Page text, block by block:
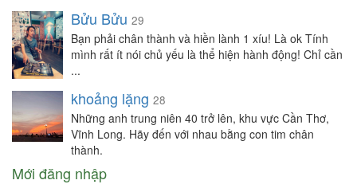
Bửu Bửu 29
Bạn phải chân thành và hiền lành 1 xíu! Là ok Tính
mình rất ít nói chủ yếu là thể hiện hành động! Chỉ cần
...
khoảng lặng 28
Những anh trung niên 40 trở lên, khu vực Cần Thơ,
Vĩnh Long. Hãy đến với nhau bằng con tim chân
thành.
Mới đăng nhập